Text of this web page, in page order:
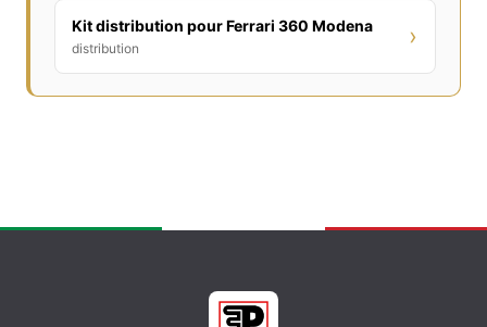
Kit distribution pour Ferrari 360 Modena
distribution ›